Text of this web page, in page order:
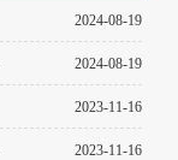
2024-08-19
2024-08-19
2023-11-16
2023-11-16